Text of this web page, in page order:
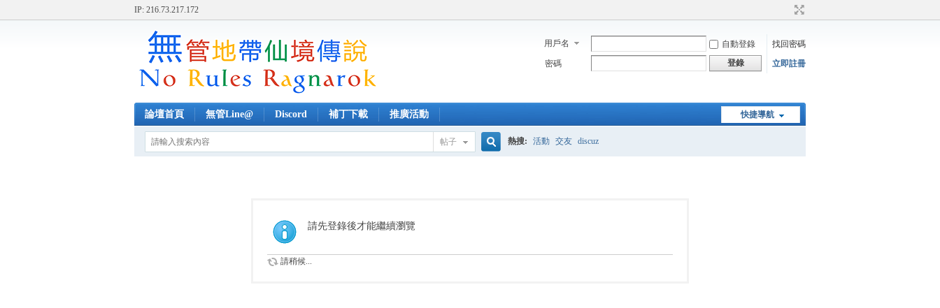
IP: 216.73.217.172
用戶名 自動登錄
找回密碼
密碼
登錄 立即註冊
快捷導航
論壇首頁 無管Line@ Discord 補丁下載 推廣活動
帖子 熱搜: 活動 交友 discuz
請先登錄後才能繼續瀏覽
請稍候...